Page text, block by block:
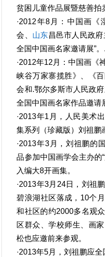
贫困儿童作品展暨慈善拍
·2012年8月：中国画《
会、 山东昌邑市人民政
全国中国画名家邀请展”。.
·2012年12月：中国画《
峡谷万家寨揽胜》、《
会和.鄂尔多斯市人民政
全国中国画名家作品邀请
·2013年1月，人民美术
集系列（珍藏版）刘祖鹏
·2013年3月，刘祖鹏的
品参加中国画学会主办的
入编大8开画集。
·2013年3月24日，刘祖
碧浪湖社区落成，10个
和社区的约2000多名观
区群众、学校师生、画
松也应邀前来参观。
·2013年5月，刘祖鹏应